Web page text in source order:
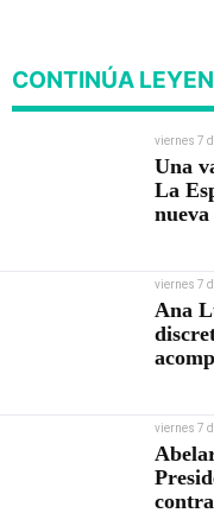
CONTINÚA
viernes 7
Una
La
viernes 7
Ana
viernes 7